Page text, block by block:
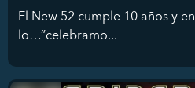
El New 52 cumple 10 años y
lo…”celebramo...